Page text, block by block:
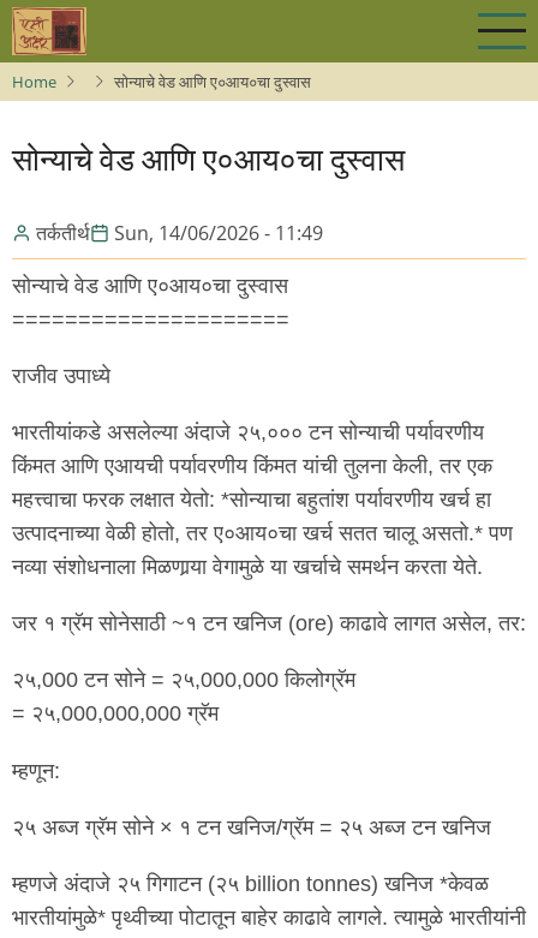
Skip
main
content
Home सोन्याचे वेड आणि ए०आय०चा दुस्वास
सोन्याचे वेड आणि ए०आय०चा दुस्वास
तर्कतीर्थ Sun, 14/06/2026 - 11:49
सोन्याचे वेड आणि ए०आय०चा दुस्वास
=====================
राजीव उपाध्ये
भारतीयांकडे असलेल्या अंदाजे २५,००० टन सोन्याची पर्यावरणीय
किंमत आणि एआयची पर्यावरणीय किंमत यांची तुलना केली, तर एक
महत्त्वाचा फरक लक्षात येतो: *सोन्याचा बहुतांश पर्यावरणीय खर्च हा
उत्पादनाच्या वेळी होतो, तर ए०आय०चा खर्च सतत चालू असतो.* पण
नव्या संशोधनाला मिळणार्‍या वेगामुळे या खर्चाचे समर्थन करता येते.
जर १ ग्रॅम सोनेसाठी ~१ टन खनिज (ore) काढावे लागत असेल, तर:
२५,000 टन सोने = २५,000,000 किलोग्रॅम
= २५,000,000,000 ग्रॅम
म्हणून:
२५ अब्ज ग्रॅम सोने × १ टन खनिज/ग्रॅम = २५ अब्ज टन खनिज
म्हणजे अंदाजे २५ गिगाटन (२५ billion tonnes) खनिज *केवळ
भारतीयांमुळे* पृथ्वीच्या पोटातून बाहेर काढावे लागले. त्यामुळे भारतीयांनी